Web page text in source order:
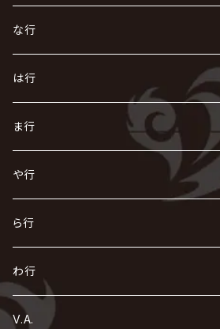
Azavana
Acid Black Cherry
Ashmaze.
exist†trace
色々な十字架
168 / 葵-168-
VIRGE / ヴァージュ
Waive
え
ACE OF SPADES
X JAPAN
LSN / The LEGENDARY SIX NINE
お
AURORIZE
OFIAM
Kαin
the GazettE
GOTCHAROCKA
KISAKI
キズ
KIRITO / キリト
く
Crack6
グラビティ
GREN / グレン
け
[ kei ] / 圭
仮病
こ
GOATBED
ゴールデンボンバー
CONTRASTZ
ザアザア
The THIRTEEN
XANVALA
し
Zeke Deux
Z CLEAR
Sick²
す
Z CLEAR
超ジャシー
sukekiyo
せ
ゼラ
零[Hz]
そ
SOPHIA
ZOMBIE / ぞんび
た
DASEIN
DAIGO
DADAROMA
ち
CHAQLA.
つ
て
D
DIAURA
DaizyStripper
と
東京花嫁
Tourbillon
な行
な
NIGHTMARE
NAZARE
に
NiEL
NICOLAS
ぬ
nurié
ね
NETH PRIERE CAIN
NEVERLAND
の
NoGoD
は行
は
heidi.
H.U.G
BugLug
ひ
HERO
美炎-BIEN-
HIZAKI
ふ
Far East Dizain
Fatüm
へ
BabyKingdom
ほ
ま行
ま
THE MICRO HEAD 4N'S
MAO / マオ from SID
マガツノート
み
未完成アリス
ミスイ
む
MUCC / ムック
め
や行
や
ヤミテラ / 外道反逆者ヤミテラ
ゆ
YUKIYA / 藤田幸也
よ
ら行
ら
rice
り
わ行
わ
V.A.